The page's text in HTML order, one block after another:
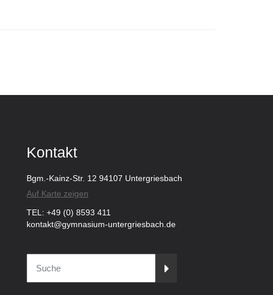
Kontakt
Bgm.-Kainz-Str. 12 94107 Untergriesbach
Auf Karte zeigen
TEL: +49 (0) 8593 411
kontakt@gymnasium-untergriesbach.de